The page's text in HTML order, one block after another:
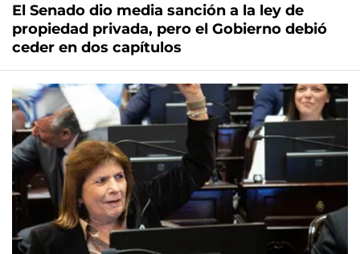
El Senado dio media sanción a la ley de
propiedad privada, pero el Gobierno debió
ceder en dos capítulos